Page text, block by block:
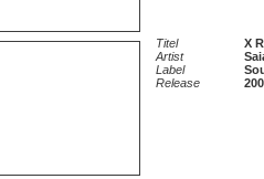
Titel
X
Artist
Label
Release